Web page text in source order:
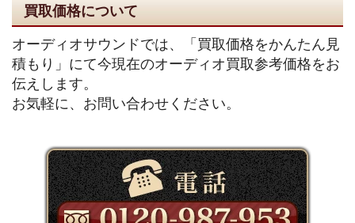
買取価格について
オーディオサウンドでは、「買取価格をかんたん見
積もり」にて今現在のオーディオ買取参考価格をお
伝えします。
お気軽に、お問い合わせください。